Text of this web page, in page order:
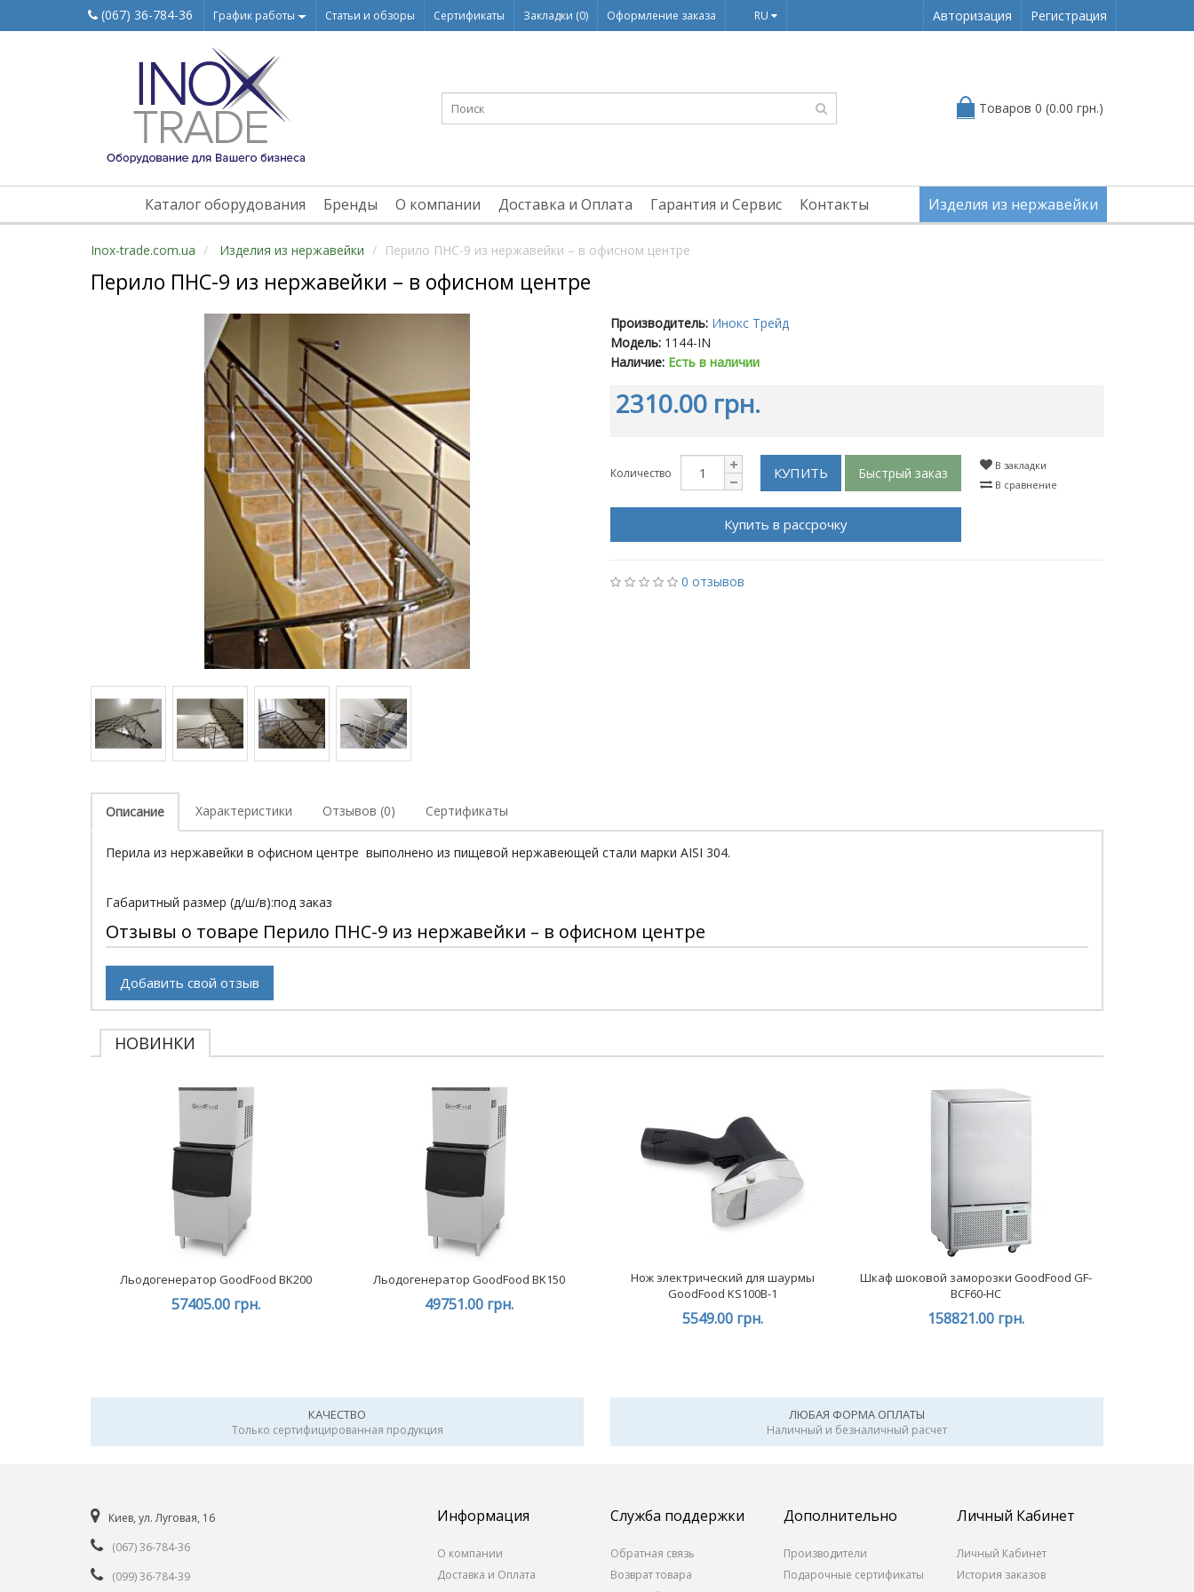
(067) 36-784-36 График работы Статьи и обзоры Сертификаты Закладки (0) Оформление заказа RU Авторизация Регистрация
Товаров 0 (0.00 грн.)
Каталог оборудования Бренды О компании Доставка и Оплата Гарантия и Сервис Контакты Изделия из нержавейки
Inox-trade.com.ua Изделия из нержавейки Перило ПНС-9 из нержавейки – в офисном центре
Перило ПНС-9 из нержавейки – в офисном центре
Производитель: Инокс Трейд
Модель: 1144-IN
Наличие: Есть в наличии
2310.00 грн.
Количество КУПИТЬ Быстрый заказ
Купить в рассрочку
В закладки
В сравнение
0 отзывов
Описание Характеристики Отзывов (0) Сертификаты
Перила из нержавейки в офисном центре выполнено из пищевой нержавеющей стали марки АISI 304.
Габаритный размер (д/ш/в):под заказ
Отзывы о товаре Перило ПНС-9 из нержавейки – в офисном центре
Добавить свой отзыв
НОВИНКИ
Льодогенератор GoodFood BK200
57405.00 грн.
Льодогенератор GoodFood BK150
49751.00 грн.
Нож электрический для шаурмы
GoodFood KS100B-1
5549.00 грн.
Шкаф шоковой заморозки GoodFood GF-
BCF60-HC
158821.00 грн.
КАЧЕСТВО
Только сертифицированная продукция
ЛЮБАЯ ФОРМА ОПЛАТЫ
Наличный и безналичный расчет
Киев, ул. Луговая, 16
(067) 36-784-36
(099) 36-784-39
Информация
О компании
Доставка и Оплата
Служба поддержки
Обратная связь
Возврат товара
Дополнительно
Производители
Подарочные сертификаты
Личный Кабинет
Личный Кабинет
История заказов